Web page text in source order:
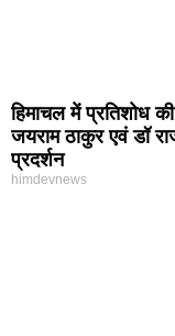
हिमाचल में प्रतिशोध
जयराम ठाकुर एवं डॉ
प्रदर्शन
himdevnews